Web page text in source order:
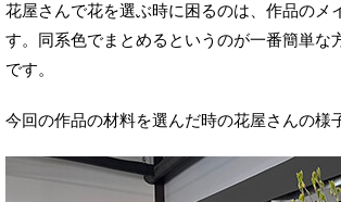
花屋さんで花を選ぶ時に困るのは、作品の
す。同系色でまとめるというのが一番簡単
です。
今回の作品の材料を選んだ時の花屋さんの様